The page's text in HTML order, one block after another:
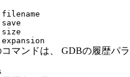
コマンドは、 GDBの履歴パ